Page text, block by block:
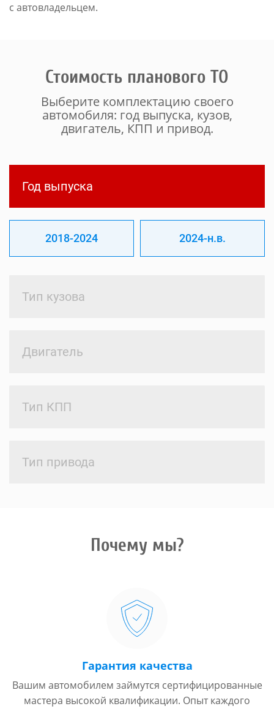
с автовладельцем.
Стоимость планового ТО
Выберите комплектацию своего
автомобиля: год выпуска, кузов,
двигатель, КПП и привод.
Год выпуска
2018-2024 2024-н.в.
Тип кузова
Двигатель
Тип КПП
Тип привода
Почему мы?
Гарантия качества
Вашим автомобилем займутся сертифицированные
мастера высокой квалификации. Опыт каждого